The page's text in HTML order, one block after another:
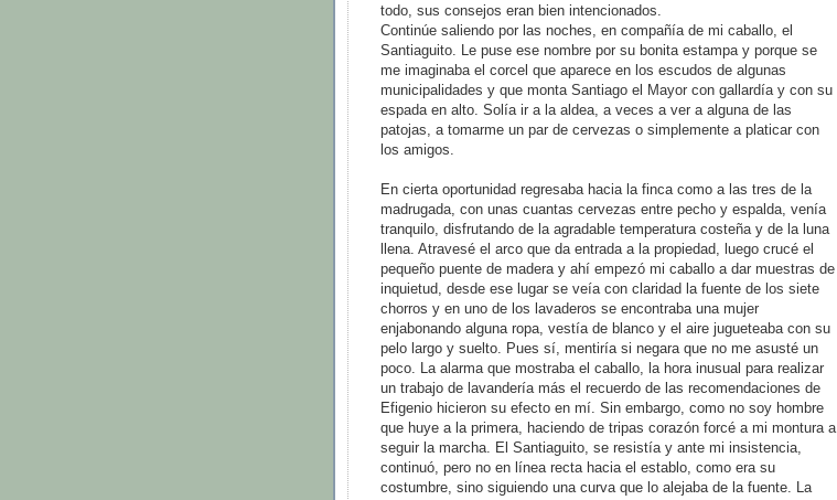
todo, sus consejos eran bien intencionados.
Continúe saliendo por las noches, en compañía de mi caballo, el
Santiaguito. Le puse ese nombre por su bonita estampa y porque se
me imaginaba el corcel que aparece en los escudos de algunas
municipalidades y que monta Santiago el Mayor con gallardía y con su
espada en alto. Solía ir a la aldea, a veces a ver a alguna de las
patojas, a tomarme un par de cervezas o simplemente a platicar con
los amigos.
En cierta oportunidad regresaba hacia la finca como a las tres de la
madrugada, con unas cuantas cervezas entre pecho y espalda, venía
tranquilo, disfrutando de la agradable temperatura costeña y de la luna
llena. Atravesé el arco que da entrada a la propiedad, luego crucé el
pequeño puente de madera y ahí empezó mi caballo a dar muestras de
inquietud, desde ese lugar se veía con claridad la fuente de los siete
chorros y en uno de los lavaderos se encontraba una mujer
enjabonando alguna ropa, vestía de blanco y el aire jugueteaba con su
pelo largo y suelto. Pues sí, mentiría si negara que no me asusté un
poco. La alarma que mostraba el caballo, la hora inusual para realizar
un trabajo de lavandería más el recuerdo de las recomendaciones de
Efigenio hicieron su efecto en mí. Sin embargo, como no soy hombre
que huye a la primera, haciendo de tripas corazón forcé a mi montura a
seguir la marcha. El Santiaguito, se resistía y ante mi insistencia,
continuó, pero no en línea recta hacia el establo, como era su
costumbre, sino siguiendo una curva que lo alejaba de la fuente. La